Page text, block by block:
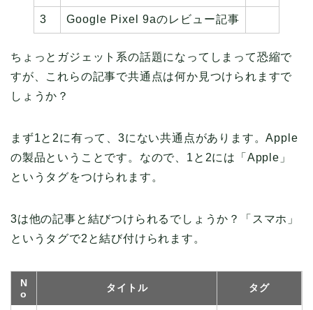
3 Google Pixel 9aのレビュー記事
ちょっとガジェット系の話題になってしまって恐縮で
すが、これらの記事で共通点は何か見つけられますで
しょうか？
まず1と2に有って、3にない共通点があります。Apple
の製品ということです。なので、1と2には「Apple」
というタグをつけられます。
3は他の記事と結びつけられるでしょうか？「スマホ」
というタグで2と結び付けられます。
N
o
タイトル タグ